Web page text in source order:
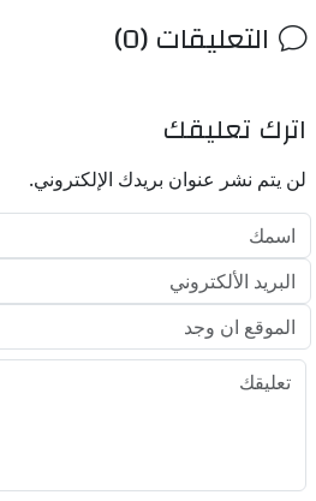
التعليقات (0)
اترك تعليقك
لن يتم نشر عنوان بريدك الإلكتروني.